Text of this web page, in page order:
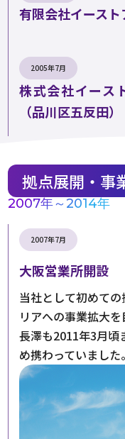
有限会社イース
2005年7月
株式会社イース
（品川区五反田）
拠点展開・事
2007年～2014年
2007年7月
大阪営業所開設
当社として初めて
リアへの事業拡大
長澤も2011年3月頃
め携わっていました。